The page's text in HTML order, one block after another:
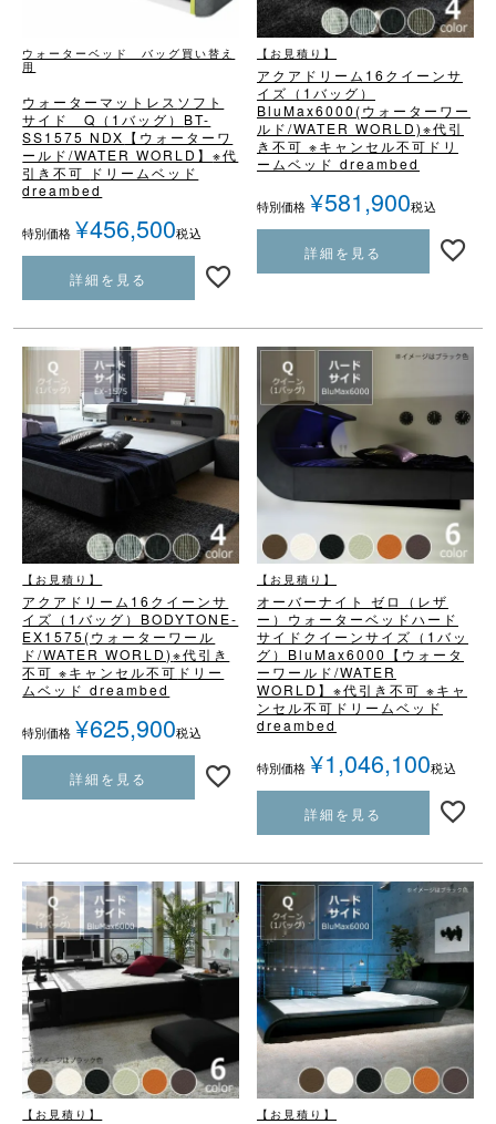
ウォーターベッド バッグ買い替え
用
ウォーターマットレス ソフト
サイド Q（1バッグ） BT-
SS1575 NDX 【ウォーターワ
ールド/WATER WORLD】※代
引き不可
ドリームベッド
dreambed
特別価格 ¥456,500税込
詳細を見る
【お見積り】
アクアドリーム16クイーンサ
イズ（1バッグ）
BluMax6000(ウォーターワー
ルド/WATER WORLD)※代引
き不可 ※キャンセル不可 ドリ
ームベッド dreambed
特別価格 ¥581,900税込
詳細を見る
【お見積り】
アクアドリーム16クイーンサ
イズ（1バッグ）BODYTONE-
EX1575(ウォーターワール
ド/WATER WORLD)※代引き
不可 ※キャンセル不可 ドリー
ムベッド dreambed
特別価格 ¥625,900税込
詳細を見る
【お見積り】
オーバーナイト ゼロ（レザ
ー） ウォーターベッドハード
サイド クイーンサイズ（1バッ
グ） BluMax6000 【ウォータ
ーワールド/WATER
WORLD】 ※代引き不可 ※キャ
ンセル不可 ドリームベッド
dreambed
特別価格 ¥1,046,100税込
詳細を見る
【お見積り】 【お見積り】